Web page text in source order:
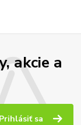
akcie a
Prihlásiť sa